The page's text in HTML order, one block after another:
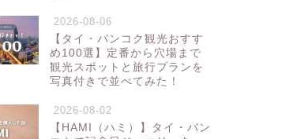
2026-08-06
【タイ・バンコク観光おすす
め100選】定番から穴場まで
観光スポットと旅行プランを
写真付きで並べてみた！
2026-08-02
【HAMI（ハミ）】タイ・バン